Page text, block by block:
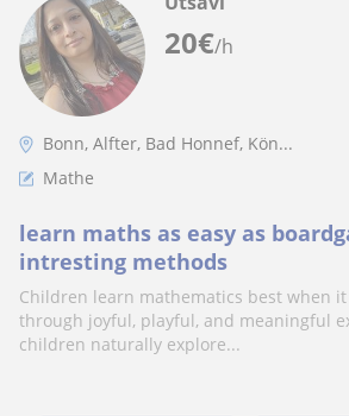
20€/h
Bonn, Alfter, Bad Honnef, Kön...
Mathe
learn maths as easy as
intresting methods
Children learn mathematics best when
through joyful, playful, and meaningful
children naturally explore...